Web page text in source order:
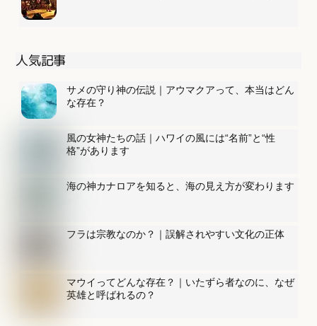
人気記事
サメの守り神の伝説｜アウマクアって、本当はどん
な存在？
風の女神たちの話｜ハワイの風には“名前”と“性
格”があります
海の神カナロアを知ると、海の見え方が変わります
フラは宗教なのか？｜誤解されやすい文化の正体
マウイってどんな存在？｜いたずら者なのに、なぜ
英雄と呼ばれるの？